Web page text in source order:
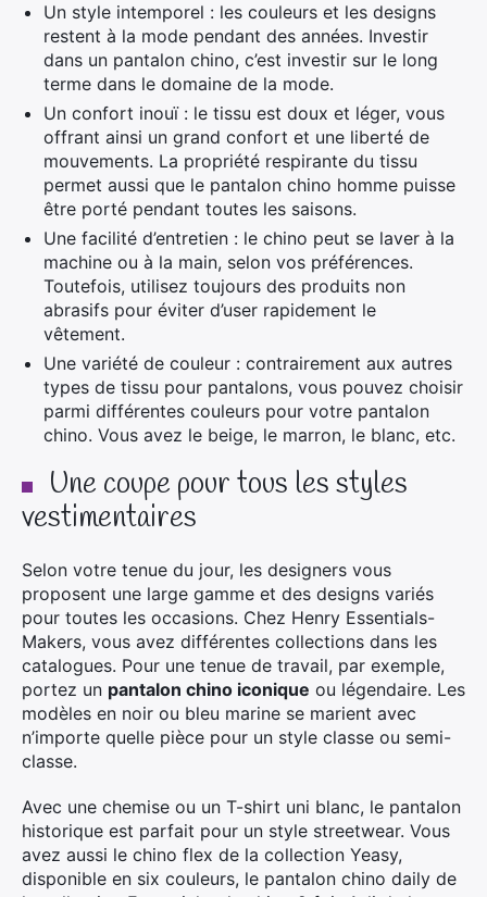
Un style intemporel : les couleurs et les designs
restent à la mode pendant des années. Investir
dans un pantalon chino, c’est investir sur le long
terme dans le domaine de la mode.
Un confort inouï : le tissu est doux et léger, vous
offrant ainsi un grand confort et une liberté de
mouvements. La propriété respirante du tissu
permet aussi que le pantalon chino homme puisse
être porté pendant toutes les saisons.
Une facilité d’entretien : le chino peut se laver à la
machine ou à la main, selon vos préférences.
Toutefois, utilisez toujours des produits non
abrasifs pour éviter d’user rapidement le
vêtement.
Une variété de couleur : contrairement aux autres
types de tissu pour pantalons, vous pouvez choisir
parmi différentes couleurs pour votre pantalon
chino. Vous avez le beige, le marron, le blanc, etc.
Une coupe pour tous les styles
vestimentaires
Selon votre tenue du jour, les designers vous
proposent une large gamme et des designs variés
pour toutes les occasions. Chez Henry Essentials-
Makers, vous avez différentes collections dans les
catalogues. Pour une tenue de travail, par exemple,
portez un pantalon chino iconique ou légendaire. Les
modèles en noir ou bleu marine se marient avec
n’importe quelle pièce pour un style classe ou semi-
classe.
Avec une chemise ou un T-shirt uni blanc, le pantalon
historique est parfait pour un style streetwear. Vous
avez aussi le chino flex de la collection Yeasy,
disponible en six couleurs, le pantalon chino daily de